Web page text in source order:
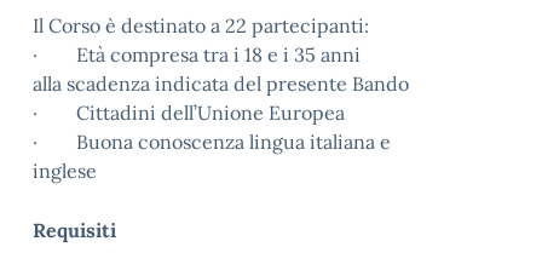
Il Corso è destinato a 22 partecipanti:
· Età compresa tra i 18 e i 35 anni
alla scadenza indicata del presente Bando
· Cittadini dell’Unione Europea
· Buona conoscenza lingua italiana e
inglese
Requisiti